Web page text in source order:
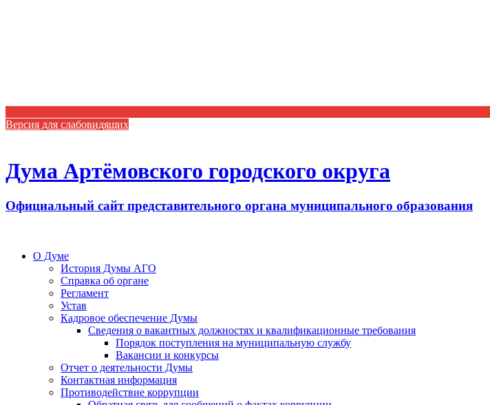
Версия для слабовидящих
Дума Артёмовского городского округа
Официальный сайт представительного органа муниципального образования
О Думе
История Думы АГО
Справка об органе
Регламент
Устав
Кадровое обеспечение Думы
Сведения о вакантных должностях и квалификационные требования
Порядок поступления на муниципальную службу
Вакансии и конкурсы
Отчет о деятельности Думы
Контактная информация
Противодействие коррупции